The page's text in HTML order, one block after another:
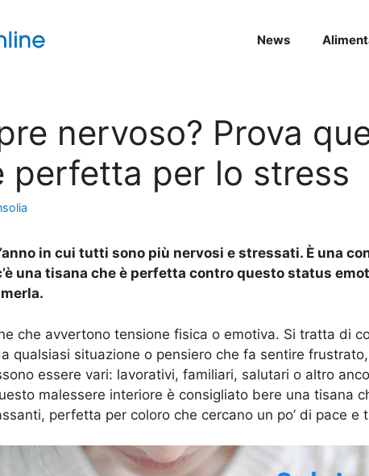
News
nervoso? Prova
perfetta per lo stress
in cui tutti sono più nervosi e stressati. È una
una tisana che è perfetta contro questo status
che avvertono tensione fisica o emotiva. Si tratta di
qualsiasi situazione o pensiero che fa sentire
essere vari: lavorativi, familiari, salutari o altro
malessere interiore è consigliato bere una tisana
perfetta per coloro che cercano un po’ di pace e